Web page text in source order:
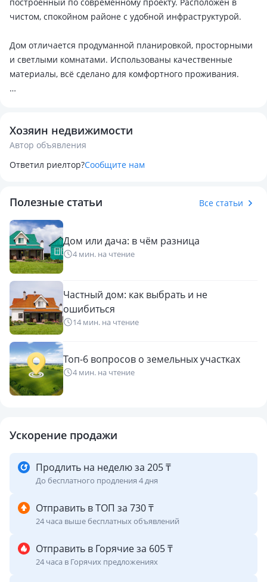
чистом, спокойном районе с удобной инфраструктурой.
Дом отличается продуманной планировкой, просторными
и светлыми комнатами. Использованы качественные
материалы, всё сделано для комфортного проживания.
вариант для семьи, ценящей уют и удобство.
Торг есть
Хозяин недвижимости
Автор объявления
Ответил риелтор?Сообщите нам
Полезные статьи Все статьи
Дом или дача: в чём разница
4 мин. на чтение
Частный дом: как выбрать и не
ошибиться
14 мин. на чтение
Топ-6 вопросов о земельных участках
4 мин. на чтение
Ускорение продажи
Продлить на неделю за 205 ₸
До бесплатного продления 4 дня
Отправить в ТОП за 730 ₸
24 часа выше бесплатных объявлений
Отправить в Горячие за 605 ₸
24 часа в Горячих предложениях